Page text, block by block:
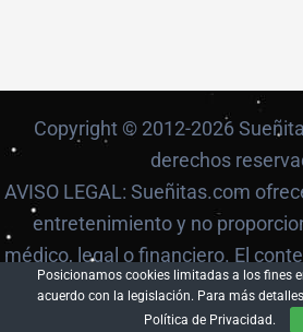
Copyright © 2012-2026
derechos
AVISO LEGAL: Sueñitas.com
entretenimiento y no
médico, legal o financiero. El
no puede ser reproducido
Posicionamos cookies limitadas a los fines
acuerdo con la legislación. Para más
Política de Privacidad.